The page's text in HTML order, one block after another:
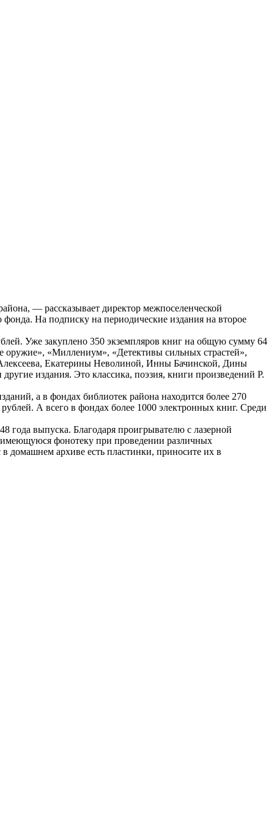
— рассказывает директор межпоселенческой
На подписку на периодические издания на второе
Уже закуплено 350 экземпляров книг на общую сумму 64
оружие», «Миллениум», «Детективы сильных страстей»,
Екатерины Неволиной, Инны Бачинской, Дины
издания. Это классика, поэзия, книги произведений Р.
а в фондах библиотек района находится более 270
А всего в фондах более 1000 электронных книг. Среди
года выпуска. Благодаря проигрывателю с лазерной
фонотеку при проведении различных
домашнем архиве есть пластинки, приносите их в